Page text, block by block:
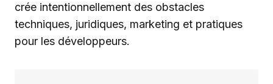
crée intentionnellement des obstacles
techniques, juridiques, marketing et pratiques
pour les développeurs.